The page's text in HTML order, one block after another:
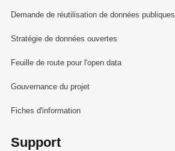
Demande de réutilisation de données publiques
Stratégie de données ouvertes
Feuille de route pour l'open data
Gouvernance du projet
Fiches d'information
Support